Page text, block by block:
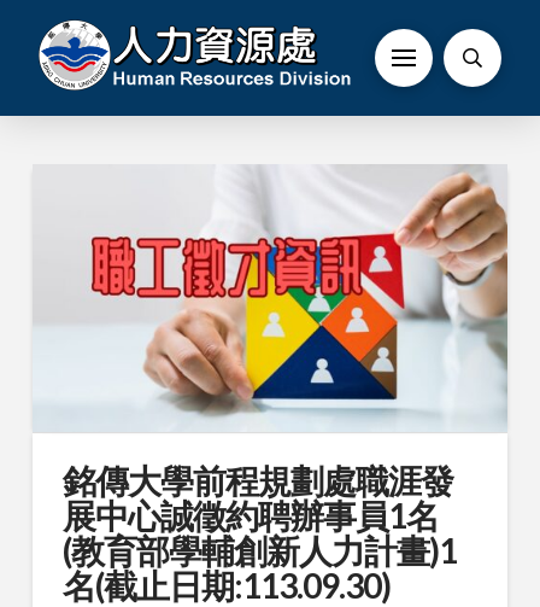
銘傳大學前程規劃處職涯發
展中心誠徵約聘辦事員1名
(教育部學輔創新人力計畫)1
名(截止日期:113.09.30)